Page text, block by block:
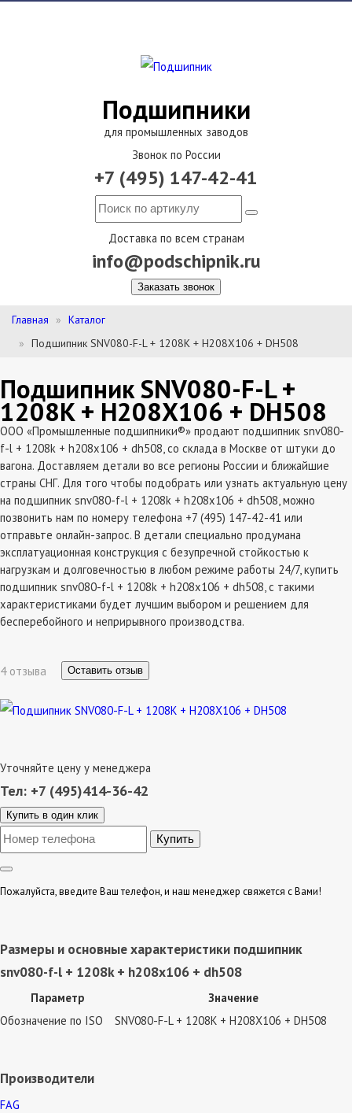
Подшипники
для промышленных заводов
Звонок по России
+7 (495) 147-42-41
Доставка по всем странам
info@podschipnik.ru
Заказать звонок
Главная
Каталог
Подшипник SNV080-F-L + 1208K + H208X106 + DH508
Подшипник SNV080-F-L +
1208K + H208X106 + DH508
ООО «Промышленные подшипники®» продают подшипник snv080-
f-l + 1208k + h208x106 + dh508, со склада в Москве от штуки до
вагона. Доставляем детали во все регионы России и ближайшие
страны СНГ. Для того чтобы подобрать или узнать актуальную цену
на подшипник snv080-f-l + 1208k + h208x106 + dh508, можно
позвонить нам по номеру телефона +7 (495) 147-42-41 или
отправьте онлайн-запрос. В детали специально продумана
эксплатуационная конструкция с безупречной стойкостью к
нагрузкам и долговечностью в любом режиме работы 24/7, купить
подшипник snv080-f-l + 1208k + h208x106 + dh508, с такими
характеристиками будет лучшим выбором и решением для
бесперебойного и неприрывного производства.
4 отзыва Оставить отзыв
Уточняйте цену у менеджера
Тел: +7 (495)414-36-42
Купить в один клик
Пожалуйста, введите Ваш телефон, и наш менеджер свяжется с Вами!
Размеры и основные характеристики подшипник
snv080-f-l + 1208k + h208x106 + dh508
Параметр
Значение
Обозначение по ISO
SNV080-F-L + 1208K + H208X106 + DH508
Производители
FAG